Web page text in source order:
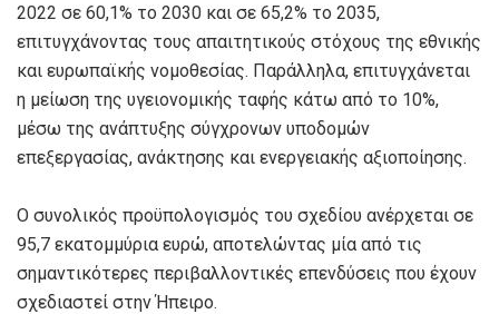
2022 σε 60,1% το 2030 και σε 65,2% το 2035,
επιτυγχάνοντας τους απαιτητικούς στόχους της εθνικής
και ευρωπαϊκής νομοθεσίας. Παράλληλα, επιτυγχάνεται
η μείωση της υγειονομικής ταφής κάτω από το 10%,
μέσω της ανάπτυξης σύγχρονων υποδομών
επεξεργασίας, ανάκτησης και ενεργειακής αξιοποίησης.
Ο συνολικός προϋπολογισμός του σχεδίου ανέρχεται σε
95,7 εκατομμύρια ευρώ, αποτελώντας μία από τις
σημαντικότερες περιβαλλοντικές επενδύσεις που έχουν
σχεδιαστεί στην Ήπειρο.